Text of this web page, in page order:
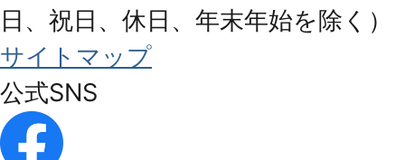
日、祝日、休日、年末年始を除く）
サイトマップ
公式SNS